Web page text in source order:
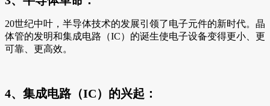
20世纪中叶，半导体技术的发展引领了电子元件的新时代。晶
体管的发明和集成电路（IC）的诞生使电子设备变得更小、更
可靠、更高效。
4、集成电路（IC）的兴起：